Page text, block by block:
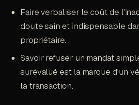
Faire verbaliser le coût de
doute sain et indispensable
propriétaire.
Savoir refuser un mandat
surévalué est la marque d'un
la transaction.